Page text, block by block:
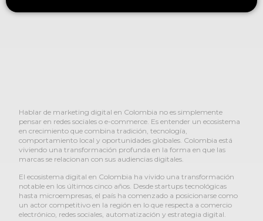
Hablar de marketing digital en Colombia no es simplemente
pensar en redes sociales o e-commerce. Es entender un ecosistema
en crecimiento que combina tradición, tecnología,
comportamiento local y oportunidades globales. Colombia está
viviendo una transformación profunda en la forma en que las
marcas se relacionan con sus audiencias digitales.
El ecosistema digital en Colombia ha vivido una transformación
notable en los últimos cinco años. Desde startups tecnológicas
hasta microempresas, el país ha comenzado a posicionarse como
un actor competitivo en la región en lo que respecta a comercio
electrónico, redes sociales, automatización y estrategia digital.